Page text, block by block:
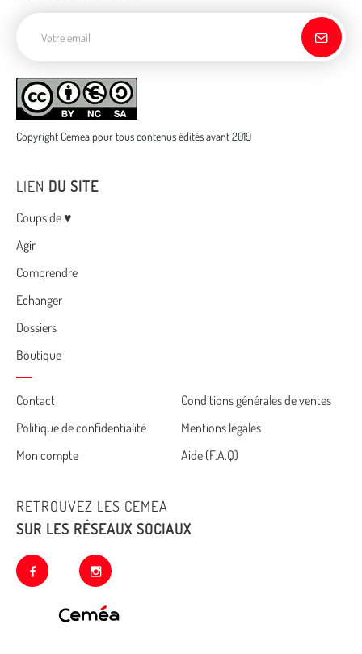
Copyright Cemea pour tous contenus édités avant 2019
LIEN DU SITE
Menu
Coups de ♥
Agir
Comprendre
Echanger
Dossiers
Boutique
Cemea
footer
Contact
Conditions générales de ventes
Politique de confidentialité
Mentions légales
Mon compte
Aide (F.A.Q)
RETROUVEZ LES CEMEA
SUR LES RÉSEAUX SOCIAUX
facebook instagram